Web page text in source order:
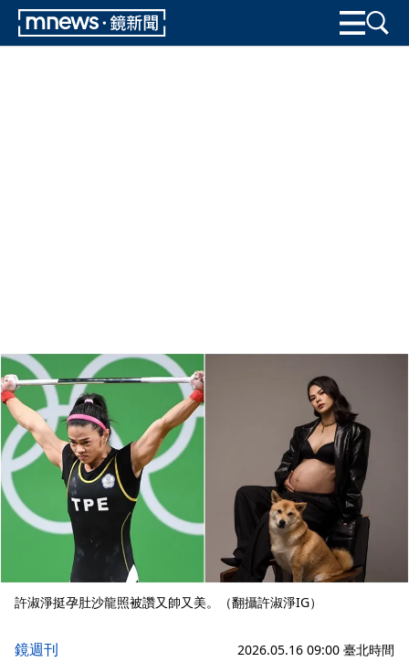
許淑淨挺孕肚沙龍照被讚又帥又美。（翻攝許淑淨IG）
鏡週刊 2026.05.16 09:00 臺北時間